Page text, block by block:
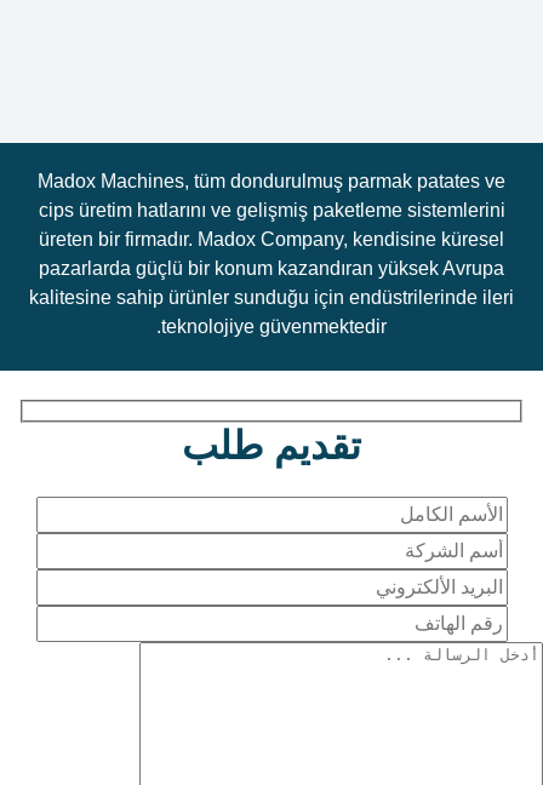
Madox Machines, tüm dondurulmuş parmak patates ve
cips üretim hatlarını ve gelişmiş paketleme sistemlerini
üreten bir firmadır. Madox Company, kendisine küresel
pazarlarda güçlü bir konum kazandıran yüksek Avrupa
kalitesine sahip ürünler sunduğu için endüstrilerinde ileri
teknolojiye güvenmektedir.
تقديم طلب